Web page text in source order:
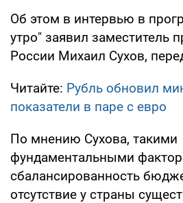
Об этом в интервью в
утро" заявил заместитель
России Михаил Сухов,
Читайте: Рубль обновил
показатели в паре с евро
По мнению Сухова, такими
фундаментальными
сбалансированность
отсутствие у страны